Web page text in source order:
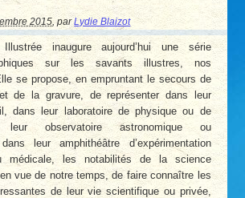
2015 ,parLydie Blaizot
inaugure aujourd’hui une série
sur les savants illustres, nos
se propose, en empruntant le secours de
de la gravure, de représenter dans leur
dans leur laboratoire de physique ou de
observatoire astronomique ou
leur amphithéâtre d’expérimentation
médicale, les notabilités de la science
vue de notre temps, de faire connaître les
de leur vie scientifique ou privée,